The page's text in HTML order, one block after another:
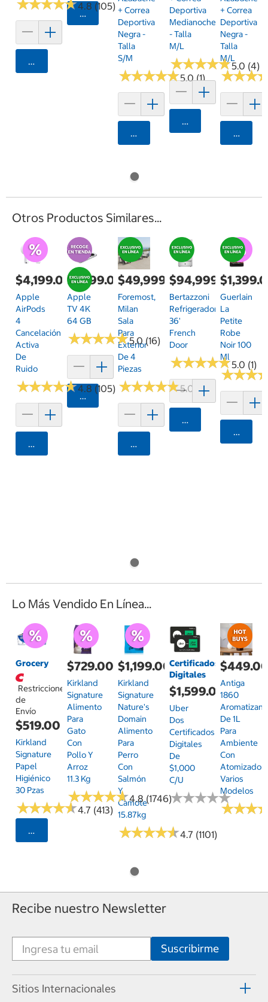
★★★★★
★★★★★4.8 (105)
Agregar
Agregar + Correa
Deportiva
Negra -
Talla
S/M
★★★★★
★★★★★5.0 (1)
Agregar
Deportiva
Medianoche
- Talla
M/L
★★★★★
★★★★★5.0 (4)
Agregar
+ Correa
Deportiva
Negra -
Talla
M/L
★★★
★★★
Otros Productos Similares...
$4,199.00
Apple
AirPods
4
Cancelación
Activa
De
Ruido
★★★★★
★★★★★4.8 (105)
Agregar
$4,199.00
Apple
TV 4K
64 GB
★★★★★
★★★★★5.0 (16)
Agregar
$49,999.00
Foremost,
Milan
Sala
Para
Exterior
De 4
Piezas
★★★★★
★★★★★5.0 (2)
Agregar
$94,999.00
Bertazzoni
Refrigerador
36'
French
Door
★★★★★
★★★★★5.0 (1)
Agregar
Guerlain
La
Petite
Robe
Noir 100
Ml
★★★
★★★
Lo Más Vendido En Línea...
Grocery
Restricciones
de
Envío
$519.00
Kirkland
Signature
Papel
Higiénico
30 Pzas
★★★★★
★★★★★4.7 (413)
Seleccionar Código Postal
$729.00
Kirkland
Signature
Alimento
Para
Gato
Con
Pollo Y
Arroz
11.3 Kg
★★★★★
★★★★★4.8 (1746)
$1,199.00
Kirkland
Signature
Nature's
Domain
Alimento
Para
Perro
Con
Salmón
Y
Camote
15.87kg
★★★★★
★★★★★4.7 (1101)
Certificados
Digitales
$1,599.00
Uber
Dos
Certificados
Digitales
De
$1,000
C/u
★★★★★
★★★★★
Antiga
1860
De 1L
Para
Ambiente
Con
Atomizador,
Varios
Modelos
★★★
★★★
Recibe nuestro Newsletter
Sitios Internacionales